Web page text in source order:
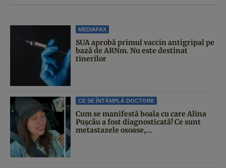
MEDIAFAX
SUA aprobă primul vaccin antigripal pe
bază de ARNm. Nu este destinat
tinerilor
CE SE ÎNTÂMPLĂ DOCTORE
Cum se manifestă boala cu care Alina
Pușcău a fost diagnosticată! Ce sunt
metastazele osoase,...